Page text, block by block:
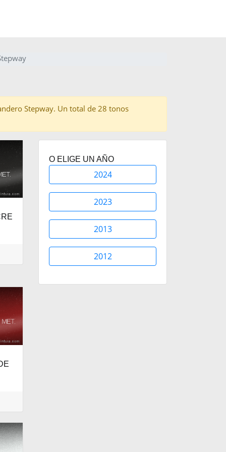
Stepway. Un total de 28 tonos
O ELIGE UN AÑO
2024
2023
2013
2012